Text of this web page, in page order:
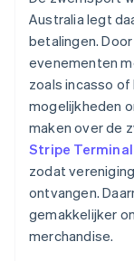
Australia legt
betalingen.
evenementen
zoals incasso
mogelijkheden
maken over de
Stripe Terminal
zodat
ontvangen.
gemakkelijker
merchandise.